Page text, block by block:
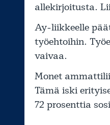
allekirjoitusta.
Ay-liikkeelle
työehtoihin.
vaivaa.
Monet
Tämä iski
72 prosenttia